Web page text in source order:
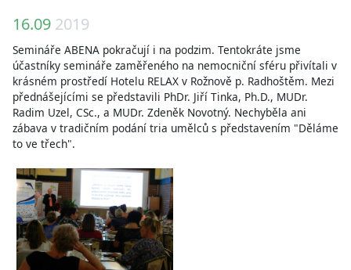
16.09 2019
Semináře ABENA pokračují i na podzim. Tentokráte jsme
účastníky semináře zaměřeného na nemocniční sféru přivítali v
krásném prostředí Hotelu RELAX v Rožnově p. Radhoštěm. Mezi
přednášejícími se představili PhDr. Jiří Tinka, Ph.D., MUDr.
Radim Uzel, CSc., a MUDr. Zdeněk Novotný. Nechyběla ani
zábava v tradičním podání tria umělců s představením "Děláme
to ve třech".